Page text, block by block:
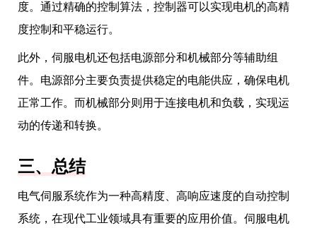
度。通过精确的控制算法，控制器可以实现电机的高精
度控制和平稳运行。
此外，伺服电机还包括电源部分和机械部分等辅助组
件。电源部分主要负责提供稳定的电能供应，确保电机
正常工作。而机械部分则用于连接电机和负载，实现运
动的传递和转换。
三、总结
电气伺服系统作为一种高精度、高响应速度的自动控制
系统，在现代工业领域具有重要的应用价值。伺服电机